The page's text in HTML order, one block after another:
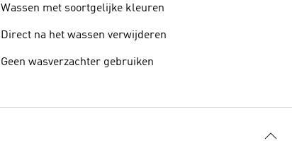
Wassen met soortgelijke kleuren
Direct na het wassen verwijderen
Geen wasverzachter gebruiken